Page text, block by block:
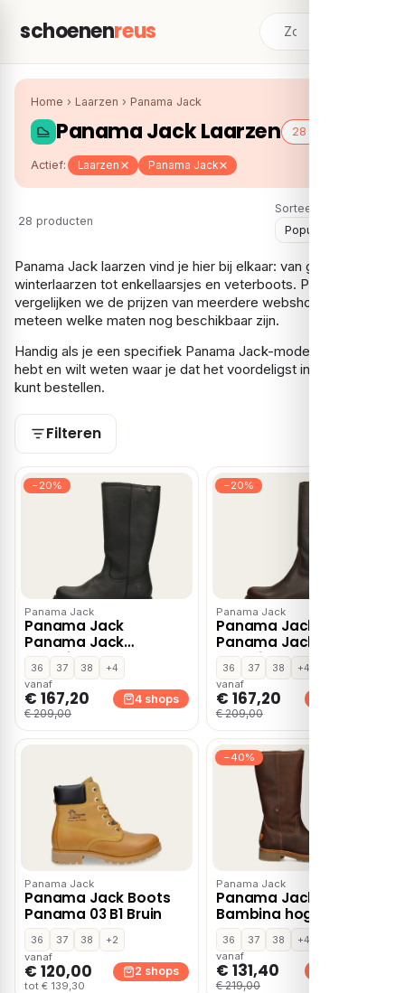
schoenenreus
Home › Laarzen › Panama Jack
Panama Jack Laarzen 28 schoenen
Actief: Laarzen Panama Jack
28 producten
Sorteer:
Panama Jack laarzen vind je hier bij elkaar: van gevoerde
winterlaarzen tot enkellaarsjes en veterboots. Per model
vergelijken we de prijzen van meerdere webshops en zie je
meteen welke maten nog beschikbaar zijn.
Handig als je een specifiek Panama Jack-model op het oog
hebt en wilt weten waar je dat het voordeligst in jouw maat
kunt bestellen.
Filteren
−20%
Panama Jack
Panama Jack
Panama Jack
Bambina B60 Laarzen
zwart Leer
36 37 38
+4
vanaf
€ 167,20
€ 209,00
4 shops
−20%
Panama Jack
Panama Jack
Panama Jack
Bambina B82 Laarzen
bruin Leer
36 37 38
+4
vanaf
€ 167,20
€ 209,00
Panama Jack
Panama Jack Boots
Panama 03 B1 Bruin
36 37 38
+2
vanaf
€ 120,00
tot € 139,30
2 shops
−40%
Panama Jack
Panama Jack
Bambina hoge laarzen
– Cognac
36 37 38
+4
vanaf
€ 131,40
€ 219,00